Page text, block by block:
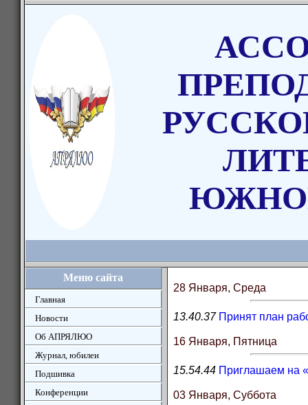
Меню сайта
Главная
Новости
Об АПРЯЛЮО
Журнал, юбилеи
Подшивка
Конференции
28 Января, Среда
13.40.37 Принят план
16 Января, Пятница
15.54.44 Приглашаем на
03 Января, Суббота